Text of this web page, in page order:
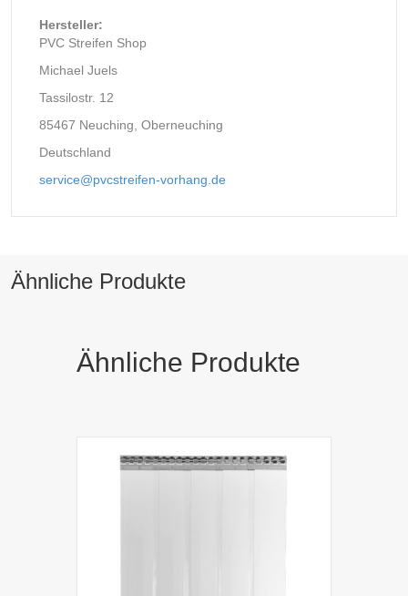
Hersteller:
PVC Streifen Shop
Michael Juels
Tassilostr. 12
85467 Neuching, Oberneuching
Deutschland
service@pvcstreifen-vorhang.de
Ähnliche Produkte
Ähnliche Produkte